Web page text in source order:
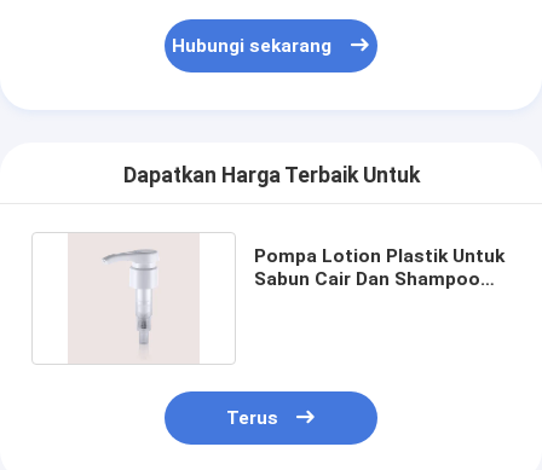
Hubungi sekarang
Dapatkan Harga Terbaik Untuk
Pompa Lotion Plastik Untuk
Sabun Cair Dan Shampoo
Terus